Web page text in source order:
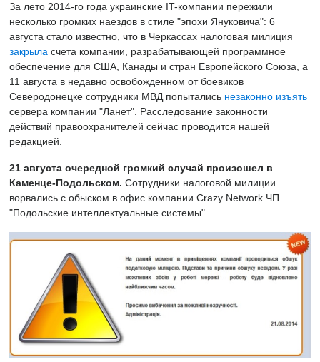
За лето 2014-го года украинские IT-компании пережили
несколько громких наездов в стиле "эпохи Януковича": 6
августа стало известно, что в Черкассах налоговая милиция
закрыла счета компании, разрабатывающей программное
обеспечение для США, Канады и стран Европейского Союза, а
11 августа в недавно освобожденном от боевиков
Северодонецке сотрудники МВД попытались незаконно изъять
сервера компании "Ланет". Расследование законности
действий правоохранителей сейчас проводится нашей
редакцией.
21 августа очередной громкий случай произошел в
Каменце-Подольском. Сотрудники налоговой милиции
ворвались с обыском в офис компании Crazy Network ЧП
"Подольские интеллектуальные системы".